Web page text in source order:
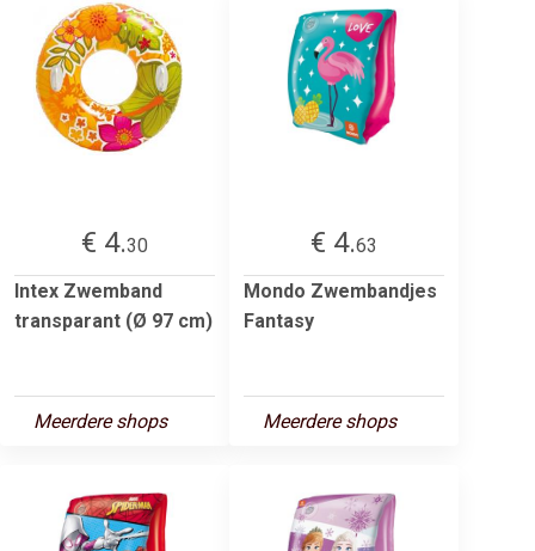
€ 4.30
Intex Zwemband
transparant (Ø 97 cm)
Meerdere shops
€ 4.63
Mondo Zwembandjes
Fantasy
Meerdere shops